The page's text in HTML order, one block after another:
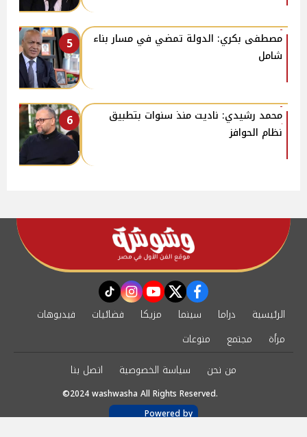
5
مصطفى بكري: الدولة تمضي في مسار بناء
شامل
6
محمد رشيدي: ناديت منذ سنوات بتطبيق
نظام الحوافز
facebook
twitter
youtube
instagram
tiktok
الرئيسية دراما سينما مزيكا فضائيات
فيديوهات
مرأة
مجتمع
منوعات
من نحن
سياسة الخصوصية اتصل بنا
©2024 washwasha All Rights Reserved.
Powered by